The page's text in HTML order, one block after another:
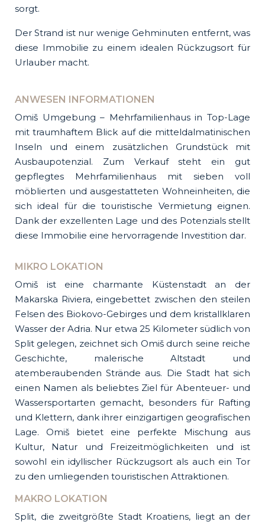
sorgt.
Der Strand ist nur wenige Gehminuten entfernt, was
diese Immobilie zu einem idealen Rückzugsort für
Urlauber macht.
ANWESEN INFORMATIONEN
Omiš Umgebung – Mehrfamilienhaus in Top-Lage
mit traumhaftem Blick auf die mitteldalmatinischen
Inseln und einem zusätzlichen Grundstück mit
Ausbaupotenzial. Zum Verkauf steht ein gut
gepflegtes Mehrfamilienhaus mit sieben voll
möblierten und ausgestatteten Wohneinheiten, die
sich ideal für die touristische Vermietung eignen.
Dank der exzellenten Lage und des Potenzials stellt
diese Immobilie eine hervorragende Investition dar.
MIKRO LOKATION
Omiš ist eine charmante Küstenstadt an der
Makarska Riviera, eingebettet zwischen den steilen
Felsen des Biokovo-Gebirges und dem kristallklaren
Wasser der Adria. Nur etwa 25 Kilometer südlich von
Split gelegen, zeichnet sich Omiš durch seine reiche
Geschichte, malerische Altstadt und
atemberaubenden Strände aus. Die Stadt hat sich
einen Namen als beliebtes Ziel für Abenteuer- und
Wassersportarten gemacht, besonders für Rafting
und Klettern, dank ihrer einzigartigen geografischen
Lage. Omiš bietet eine perfekte Mischung aus
Kultur, Natur und Freizeitmöglichkeiten und ist
sowohl ein idyllischer Rückzugsort als auch ein Tor
zu den umliegenden touristischen Attraktionen.
MAKRO LOKATION
Split, die zweitgrößte Stadt Kroatiens, liegt an der